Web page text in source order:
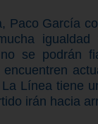
Paco García
igualdad
se podrán
Línea tiene
irán hacia